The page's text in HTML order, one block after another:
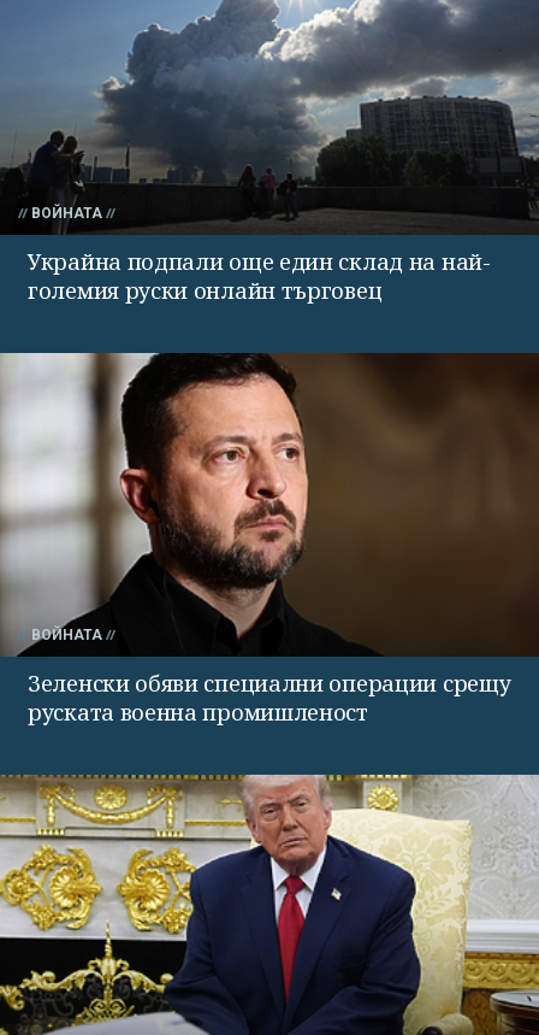
ВОЙНАТА
Украйна подпали още един склад на най-
големия руски онлайн търговец
ВОЙНАТА
Зеленски обяви специални операции срещу
руската военна промишленост